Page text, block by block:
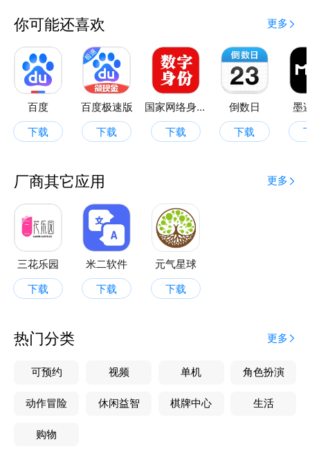
你可能还喜欢 更多
百度
下载
百度极速版
下载
国家网络身份认证
下载
倒数日
下载
墨
厂商其它应用 更多
三花乐园
下载
米二软件
下载
元气星球
下载
热门分类 更多
可预约 视频 单机 角色扮演
动作冒险 休闲益智 棋牌中心 生活
购物